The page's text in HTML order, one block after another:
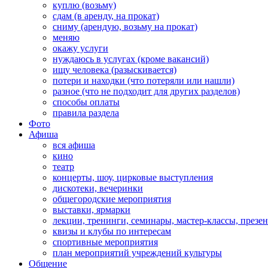
куплю (возьму)
сдам (в аренду, на прокат)
сниму (арендую, возьму на прокат)
меняю
окажу услуги
нуждаюсь в услугах (кроме вакансий)
ищу человека (разыскивается)
потери и находки (что потеряли или нашли)
разное (что не подходит для других разделов)
способы оплаты
правила раздела
Фото
Афиша
вся афиша
кино
театр
концерты, шоу, цирковые выступления
дискотеки, вечеринки
общегородские мероприятия
выставки, ярмарки
лекции, тренинги, семинары, мастер-классы,
квизы и клубы по интересам
спортивные мероприятия
план мероприятий учреждений культуры
Общение